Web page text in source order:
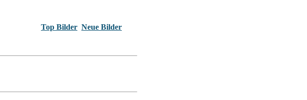
Top Bilder Neue Bilder